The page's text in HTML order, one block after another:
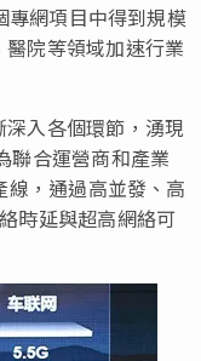
專網項目中得到規模
院等領域加速行業
入各個環節，湧現
聯合運營商和產業
，通過高並發、高
時延與超高網絡可